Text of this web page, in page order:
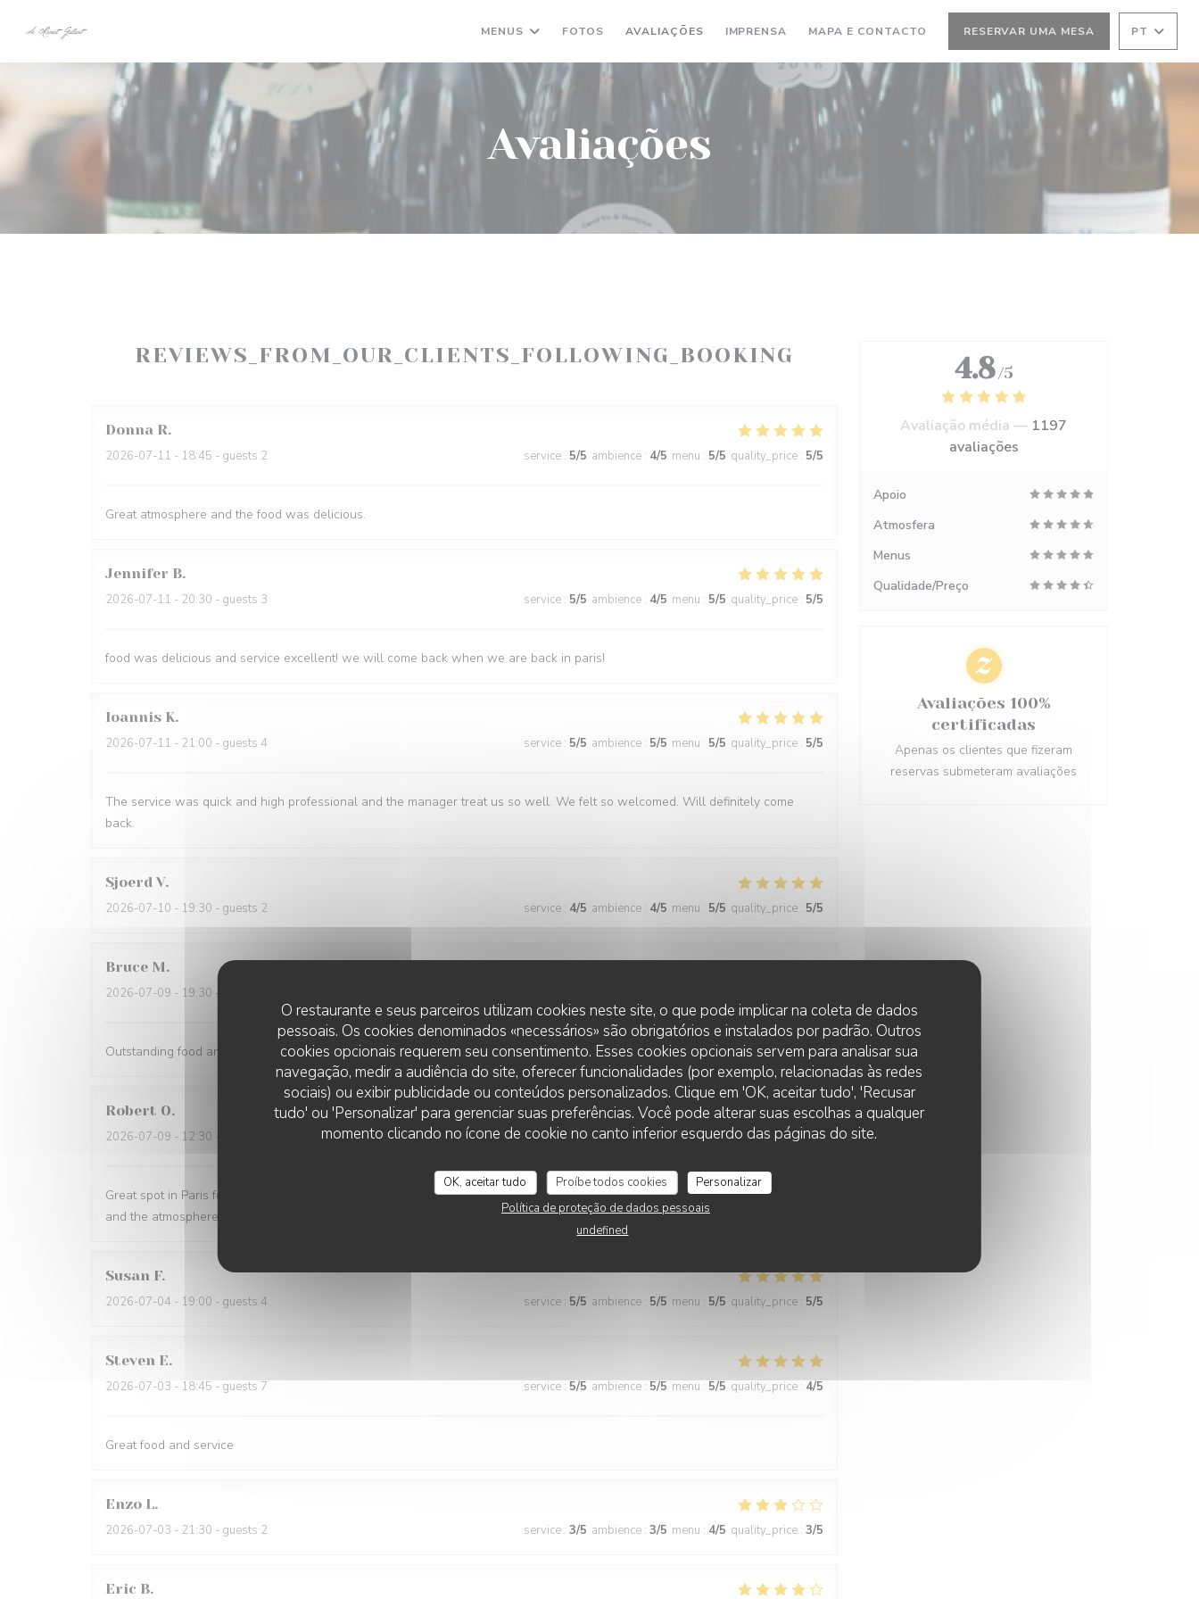
O restaurante e seus parceiros utilizam cookies neste site, o que pode implicar na coleta de dados
pessoais. Os cookies denominados «necessários» são obrigatórios e instalados por padrão. Outros
cookies opcionais requerem seu consentimento. Esses cookies opcionais servem para analisar sua
navegação, medir a audiência do site, oferecer funcionalidades (por exemplo, relacionadas às redes
sociais) ou exibir publicidade ou conteúdos personalizados. Clique em 'OK, aceitar tudo', 'Recusar
tudo' ou 'Personalizar' para gerenciar suas preferências. Você pode alterar suas escolhas a qualquer
momento clicando no ícone de cookie no canto inferior esquerdo das páginas do site.
OK, aceitar tudo Proíbe todos cookies
Personalizar
Política de proteção de dados pessoais
undefined
MENUS FOTOS AVALIAÇÕES IMPRENSA MAPA E CONTACTO RESERVAR UMA MESA PT
Avaliações
REVIEWS_FROM_OUR_CLIENTS_FOLLOWING_BOOKING
Donna R
2026-07-11 - 18:45 - guests 2 service : 5/5 ambience : 4/5 menu : 5/5 quality_price : 5/5
Great atmosphere and the food was delicious.
Jennifer B
2026-07-11 - 20:30 - guests 3 service : 5/5 ambience : 4/5 menu : 5/5 quality_price : 5/5
food was delicious and service excellent! we will come back when we are back in paris!
Ioannis K
2026-07-11 - 21:00 - guests 4 service : 5/5 ambience : 5/5 menu : 5/5 quality_price : 5/5
The service was quick and high professional and the manager treat us so well. We felt so welcomed. Will definitely come
back.
Sjoerd V
2026-07-10 - 19:30 - guests 2 service : 4/5 ambience : 4/5 menu : 5/5 quality_price : 5/5
Bruce M
2026-07-09 - 19:30 - guests 4
Outstanding food and service. The service was the best we have had in Paris
Robert O
2026-07-09 - 12:30 - guests 5 service: 5/5 ambience:5/5 menu: 5/5 quality_price: 4/5
Great spot in Paris for a business lunch or casual dinner. The food is consistently excellent, the service is friendly and attentive,
and the atmosphere is warm and inviting. Highly recommended!
Susan F
2026-07-04 - 19:00 - guests 4 service : 5/5 ambience : 5/5 menu : 5/5 quality_price : 5/5
Steven E
2026-07-03 - 18:45 - guests 7 service : 5/5 ambience : 5/5 menu : 5/5 quality_price : 4/5
Great food and service
Enzo L
2026-07-03 - 21:30 - guests 2 service : 3/5 ambience : 3/5 menu : 4/5 quality_price : 3/5
Eric B
4.8 /5
Avaliação média — 1197
avaliações
Apoio
Atmosfera
Menus
Qualidade/Preço
Avaliações 100%
certificadas
Apenas os clientes que fizeram
reservas submeteram avaliações